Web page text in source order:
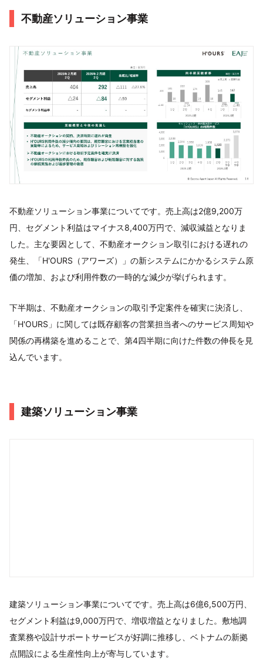
不動産ソリューション事業
不動産ソリューション事業についてです。売上高は2億9,200万
円、セグメント利益はマイナス8,400万円で、減収減益となりま
した。主な要因として、不動産オークション取引における遅れの
発生、「H'OURS（アワーズ）」の新システムにかかるシステム原
価の増加、および利用件数の一時的な減少が挙げられます。
下半期は、不動産オークションの取引予定案件を確実に決済し、
「H'OURS」に関しては既存顧客の営業担当者へのサービス周知や
関係の再構築を進めることで、第4四半期に向けた件数の伸長を見
込んでいます。
建築ソリューション事業
建築ソリューション事業についてです。売上高は6億6,500万円、
セグメント利益は9,000万円で、増収増益となりました。敷地調
査業務や設計サポートサービスが好調に推移し、ベトナムの新拠
点開設による生産性向上が寄与しています。